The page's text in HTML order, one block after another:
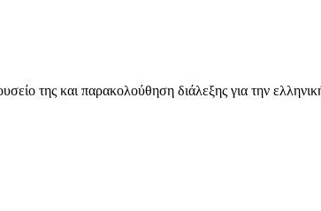
της και παρακολούθηση διάλεξης για την